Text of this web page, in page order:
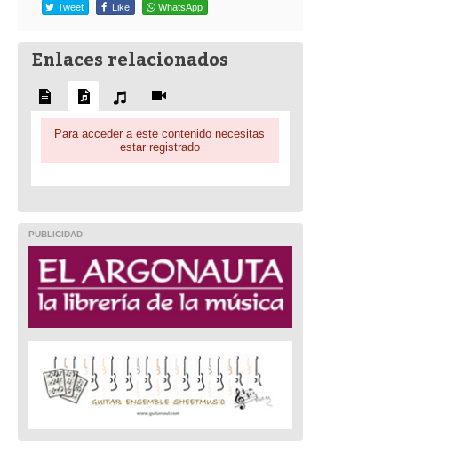
Tweet Like WhatsApp
Enlaces relacionados
Para acceder a este contenido necesitas
estar registrado
PUBLICIDAD